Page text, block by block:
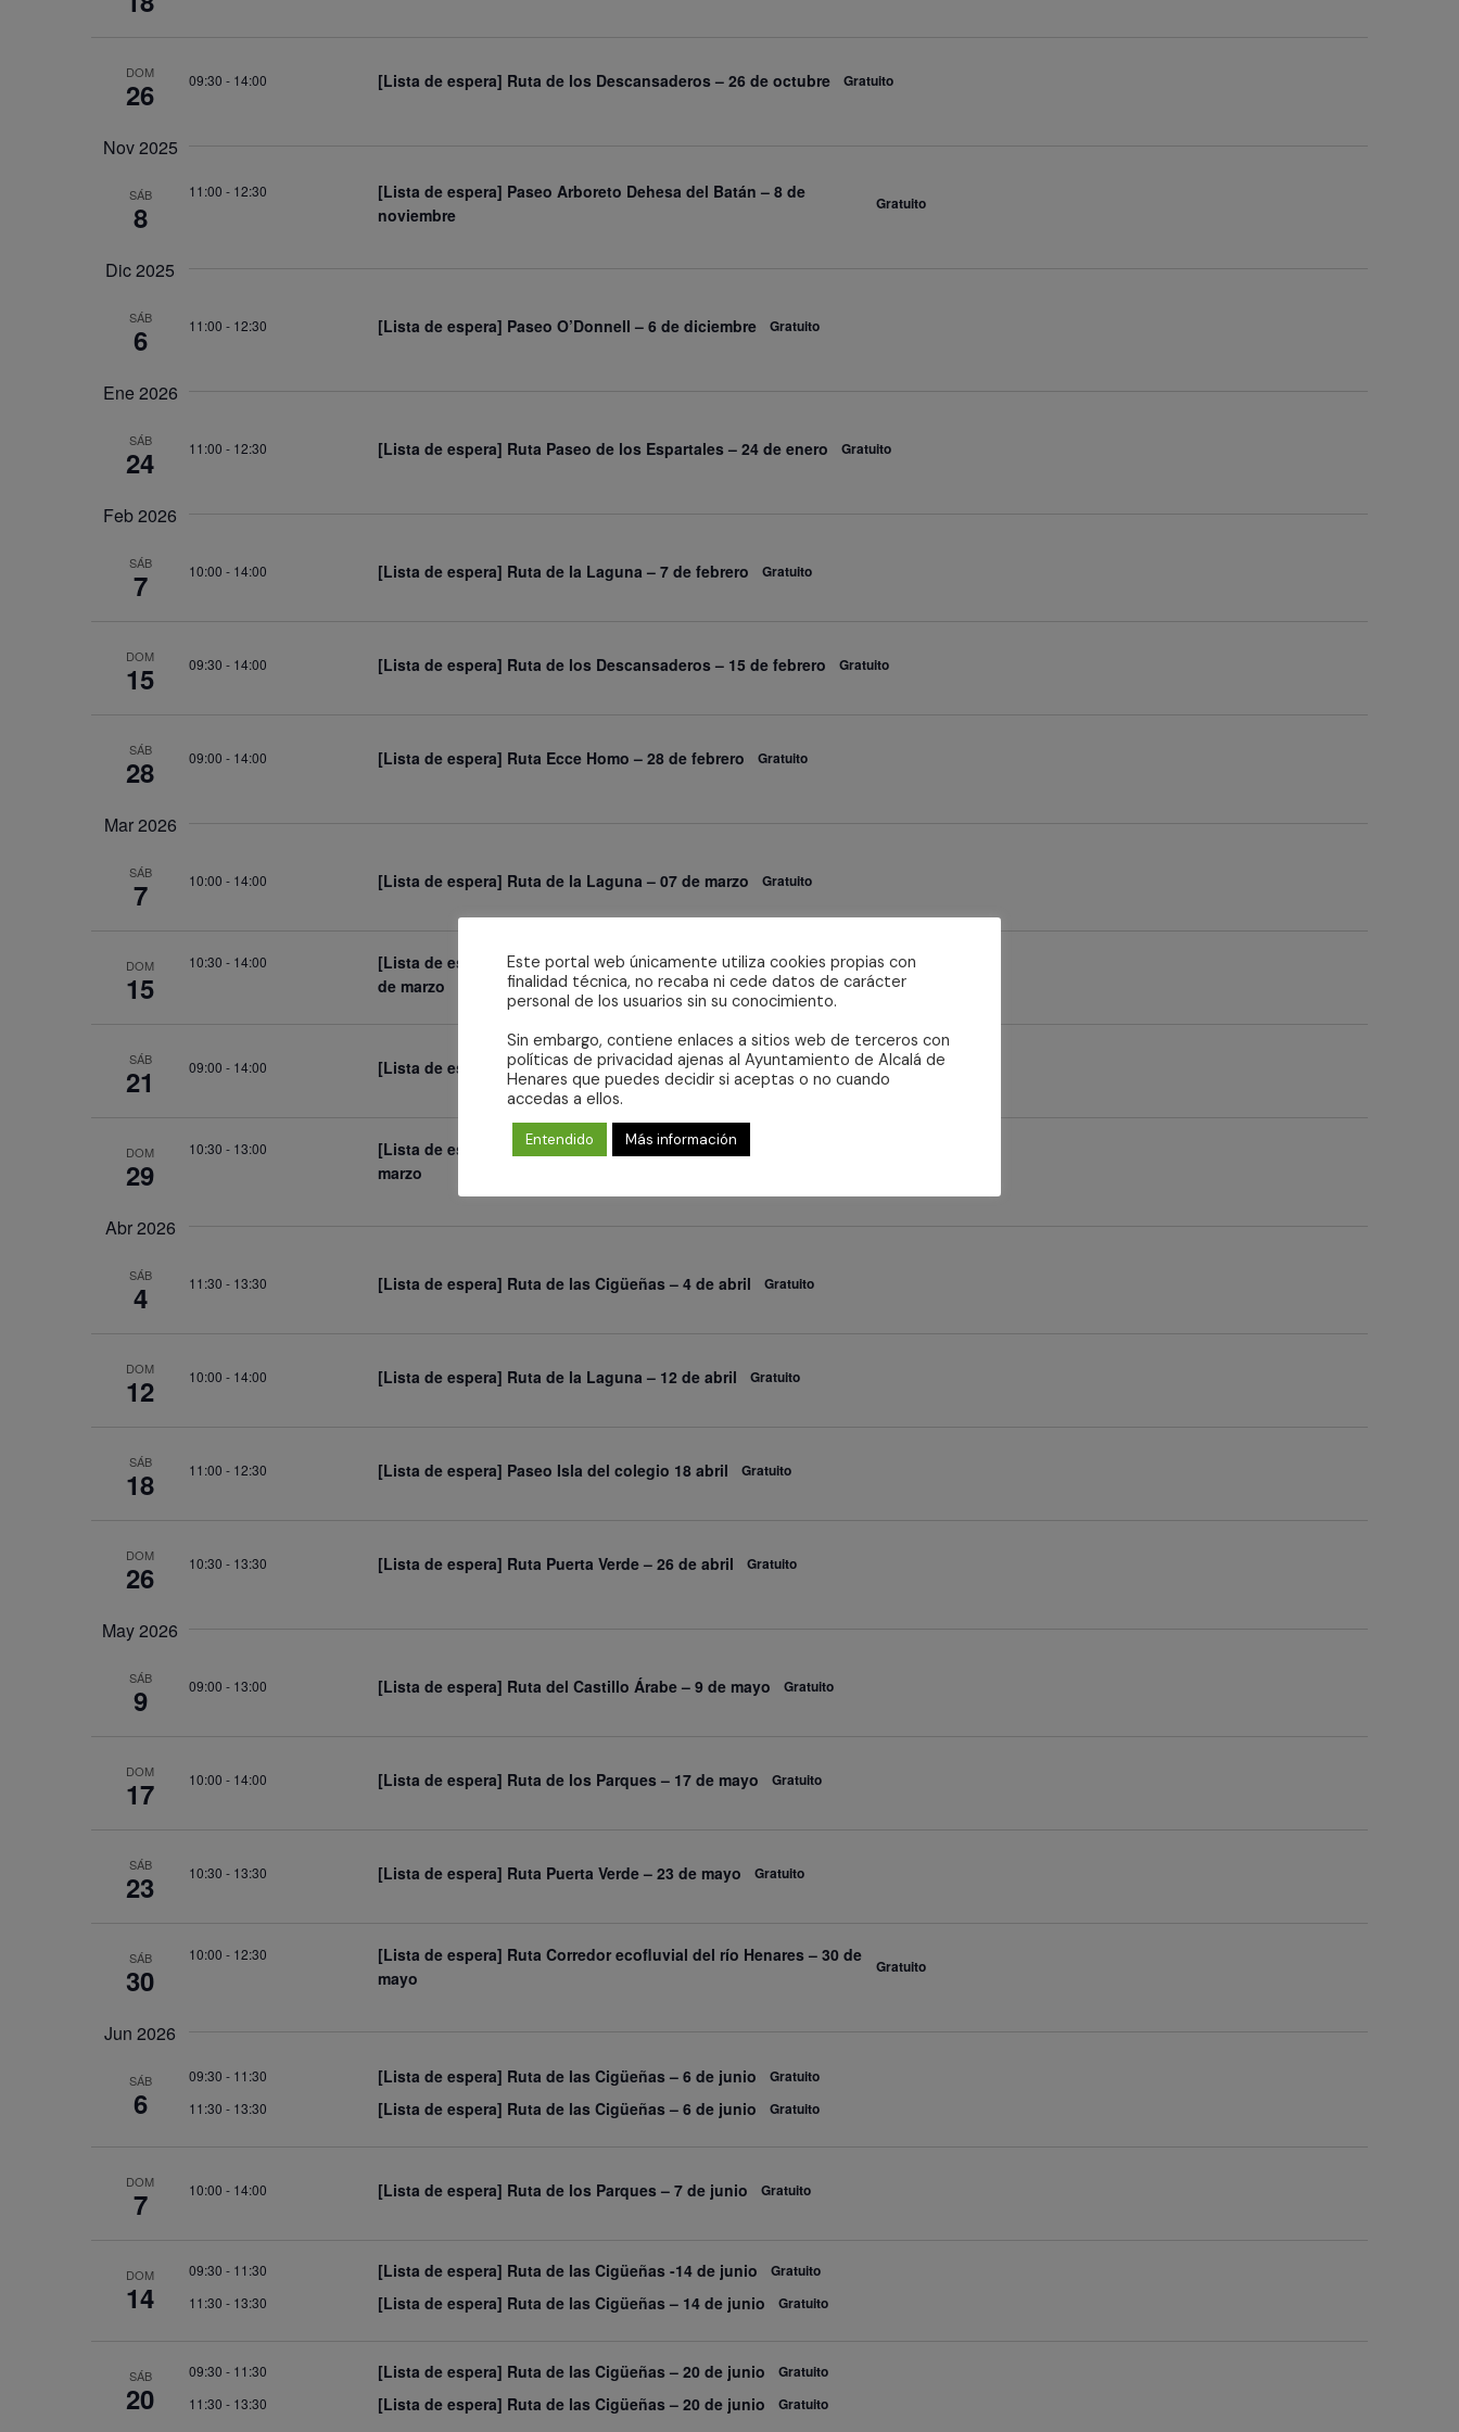
DOM
26 09:30 - 14:00 [Lista de espera] Ruta de los Descansaderos – 26 de octubre Gratuito
Nov 2025
SÁB
8
11:00 - 12:30
[Lista de espera] Paseo Arboreto Dehesa del Batán – 8 de
noviembre
Gratuito
Dic 2025
SÁB
6 11:00 - 12:30 [Lista de espera] Paseo O’Donnell – 6 de diciembre Gratuito
Ene 2026
SÁB
24 11:00 - 12:30 [Lista de espera] Ruta Paseo de los Espartales – 24 de enero Gratuito
Feb 2026
SÁB
7 10:00 - 14:00 [Lista de espera] Ruta de la Laguna – 7 de febrero Gratuito
DOM
15 09:30 - 14:00 [Lista de espera] Ruta de los Descansaderos – 15 de febrero Gratuito
SÁB
28 09:00 - 14:00 [Lista de espera] Ruta Ecce Homo – 28 de febrero Gratuito
Mar 2026
SÁB
7 10:00 - 14:00 [Lista de espera] Ruta de la Laguna – 07 de marzo Gratuito
DOM
15
10:30 - 14:00
[Lista de espera] Ruta el río Henares a través de los Molinos – 15
de marzo
Gratuito
SÁB
21 09:00 - 14:00 [Lista de espera] Ruta Ecce Homo – 21 de marzo Gratuito
DOM
29
10:30 - 13:00
[Lista de espera] Ruta Corredor ecofluvial del río Henares – 29 de
marzo
Abr 2026
SÁB
4 11:30 - 13:30 [Lista de espera] Ruta de las Cigüeñas – 4 de abril Gratuito
DOM
12 10:00 - 14:00 [Lista de espera] Ruta de la Laguna – 12 de abril Gratuito
SÁB
18 11:00 - 12:30 [Lista de espera] Paseo Isla del colegio 18 abril Gratuito
DOM
26 10:30 - 13:30 [Lista de espera] Ruta Puerta Verde – 26 de abril Gratuito
May 2026
SÁB
9 09:00 - 13:00 [Lista de espera] Ruta del Castillo Árabe – 9 de mayo Gratuito
DOM
17 10:00 - 14:00 [Lista de espera] Ruta de los Parques – 17 de mayo Gratuito
SÁB
23 10:30 - 13:30 [Lista de espera] Ruta Puerta Verde – 23 de mayo Gratuito
SÁB
30
10:00 - 12:30
[Lista de espera] Ruta Corredor ecofluvial del río Henares – 30 de
mayo
Gratuito
Jun 2026
SÁB
6
09:30 - 11:30 [Lista de espera] Ruta de las Cigüeñas – 6 de junio Gratuito
11:30 - 13:30 [Lista de espera] Ruta de las Cigüeñas – 6 de junio Gratuito
DOM
7 10:00 - 14:00 [Lista de espera] Ruta de los Parques – 7 de junio Gratuito
DOM
14
09:30 - 11:30 [Lista de espera] Ruta de las Cigüeñas -14 de junio Gratuito
11:30 - 13:30 [Lista de espera] Ruta de las Cigüeñas – 14 de junio Gratuito
SÁB
20
09:30 - 11:30 [Lista de espera] Ruta de las Cigüeñas – 20 de junio Gratuito
11:30 - 13:30 [Lista de espera] Ruta de las Cigüeñas – 20 de junio Gratuito
Este portal web únicamente utiliza cookies propias con
finalidad técnica, no recaba ni cede datos de carácter
personal de los usuarios sin su conocimiento.
Sin embargo, contiene enlaces a sitios web de terceros con
políticas de privacidad ajenas al Ayuntamiento de Alcalá de
Henares que puedes decidir si aceptas o no cuando
accedas a ellos.
Entendido Más información